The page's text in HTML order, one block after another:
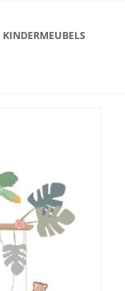
KINDERMEUBELS